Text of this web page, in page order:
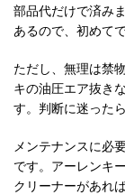
部品代だけで済み
あるので、初めて
ただし、無理は禁
キの油圧エア抜き
す。判断に迷った
メンテナンスに必
です。アーレンキ
クリーナーがあれ